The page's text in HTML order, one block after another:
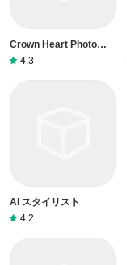
Crown Heart Photo
Editor
4.3
AI スタイリスト
4.2